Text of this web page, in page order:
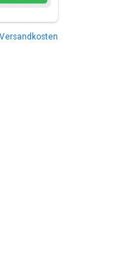
Versandkosten